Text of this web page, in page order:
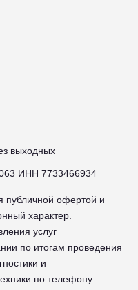
выходных
ИНН 7733466934
публичной офертой и
характер.
услуг
по итогам проведения
и
по телефону.